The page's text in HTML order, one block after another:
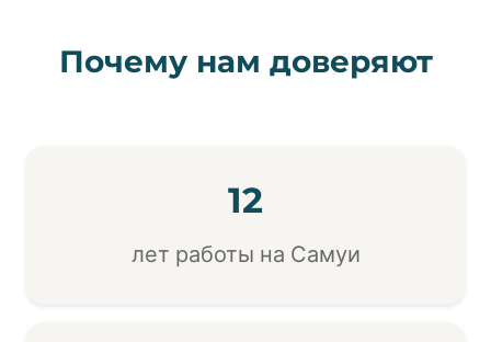
Почему нам доверяют
12
лет работы на Самуи